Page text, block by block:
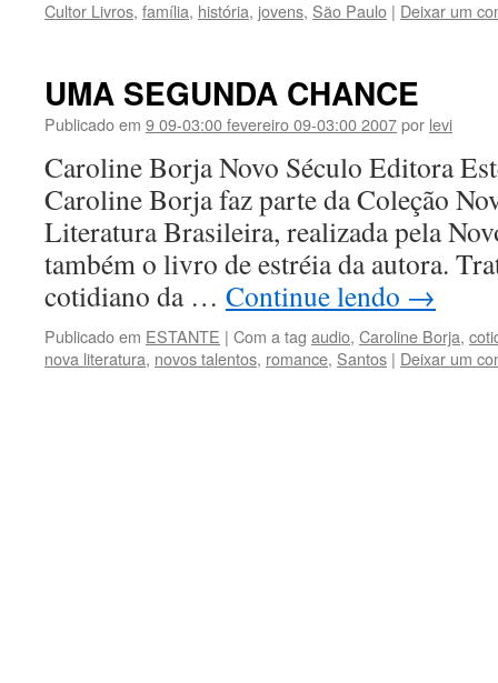
Cultor Livros, família, história, jovens, São Paulo | Deixar um
UMA SEGUNDA CHANCE
Publicado em 9 09-03:00 fevereiro 09-03:00 2007por levi
Caroline Borja Novo Século Editora
Caroline Borja faz parte da Coleção
Literatura Brasileira, realizada pela
também o livro de estréia da autora.
cotidiano da … Continue lendo →
Publicado em ESTANTE | Com a tag audio, Caroline Borja,
nova literatura, novos talentos, romance, Santos | Deixar um